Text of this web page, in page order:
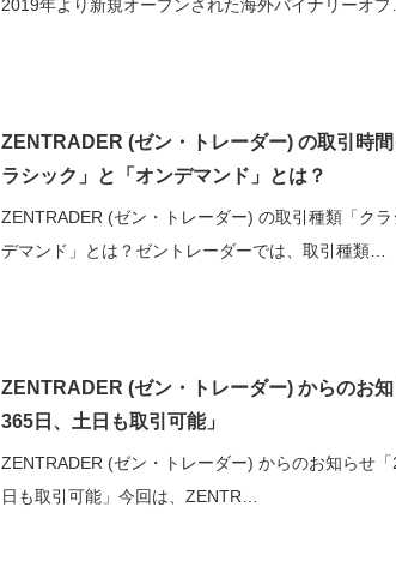
2019年より新規オープンされた海外バイナリーオプ
ZENTRADER (ゼン・トレーダー) の取引時
ラシック」と「オンデマンド」とは？
ZENTRADER (ゼン・トレーダー) の取引種類「ク
デマンド」とは？ゼントレーダーでは、取引種類…
ZENTRADER (ゼン・トレーダー) からのお
365日、土日も取引可能」
ZENTRADER (ゼン・トレーダー) からのお知らせ
日も取引可能」今回は、ZENTR…